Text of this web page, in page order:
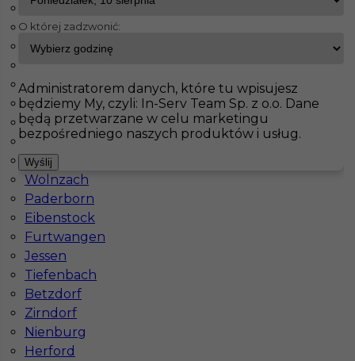
InServ Oferty pracy
Pokaż filtr
Driedorf
Weisenheim
Weilerswist
Heidenheim an der Brenz
Walldorf
Oberhausen
Nürnberg
Veitshöchheim
Wolnzach
Paderborn
Eibenstock
Furtwangen
Jessen
Tiefenbach
Betzdorf
Zirndorf
Nienburg
Herford
Pracownik ogólnobudowlany - praca w
Niemczech bez języka
Kategoria Prace wykończeniowe
Lokalizacja Niemcy
O której zadzwonić:
Administratorem danych, które tu wpisujesz
będziemy My, czyli: In-Serv Team Sp. z o.o. Dane
będą przetwarzane w celu marketingu
bezpośredniego naszych produktów i usług.
Wyślij